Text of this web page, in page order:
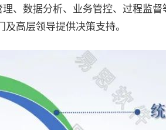
、数据分析、业务管控、过程监
高层领导提供决策支持。